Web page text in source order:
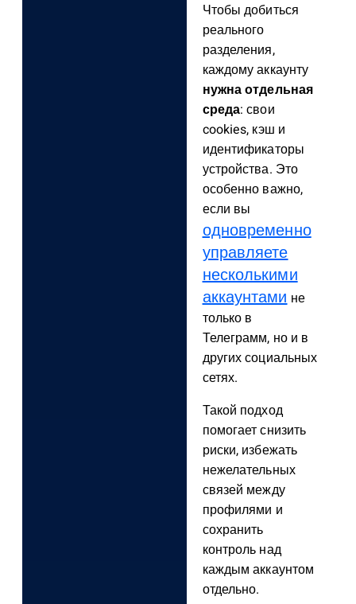
Чтобы добиться
реального
разделения,
каждому аккаунту
нужна отдельная
среда: свои
cookies, кэш и
идентификаторы
устройства. Это
особенно важно,
если вы
одновременно
управляете
несколькими
аккаунтамине
только в
Телеграмм, но и в
других социальных
сетях.
Такой подход
помогает снизить
риски, избежать
нежелательных
связей между
профилями и
сохранить
контроль над
каждым аккаунтом
отдельно.